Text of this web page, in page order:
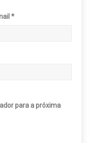
*
para a próxima